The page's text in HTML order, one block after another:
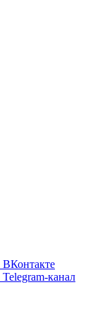
ВКонтакте
Telegram-канал